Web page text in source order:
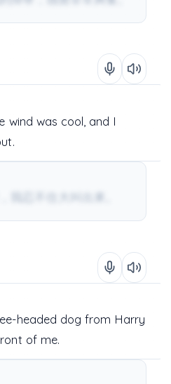
wind was cool, and I
我忍不住大叫出來。
headed dog from Harry
of me.